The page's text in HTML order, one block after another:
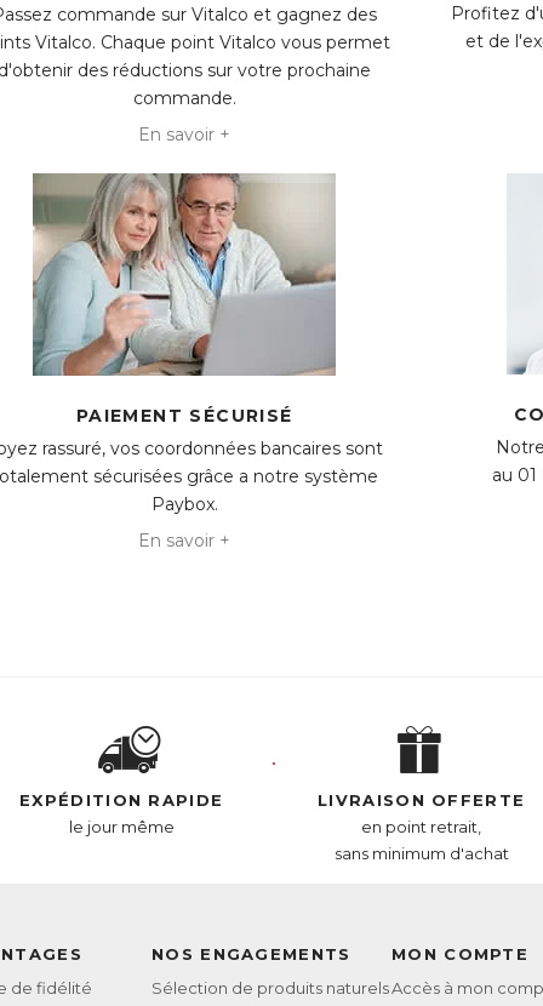
commande sur Vitalco et gagnez des
Vitalco. Chaque point Vitalco vous permet
des réductions sur votre prochaine
commande.
En savoir +
Profitez
et de
PAIEMENT SÉCURISÉ
rassuré, vos coordonnées bancaires sont
sécurisées grâce a notre système
Paybox.
En savoir +
au 01
EXPÉDITION RAPIDE
le jour même
LIVRAISON OFFERTE
en point retrait,
sans minimum d'achat
de fidélité
NOS ENGAGEMENTS
Sélection de produits naturels
MON COMPTE
Accès à mon